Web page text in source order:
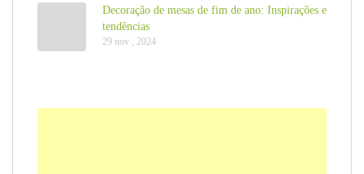
Decoração de mesas de fim de ano: Inspirações e
tendências
29 nov , 2024